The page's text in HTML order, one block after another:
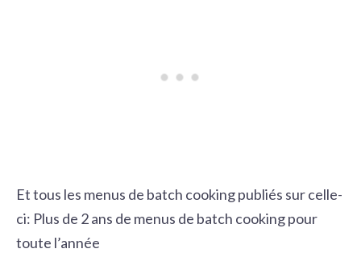
Et tous les menus de batch cooking publiés sur celle-
ci: Plus de 2 ans de menus de batch cooking pour
toute l’année